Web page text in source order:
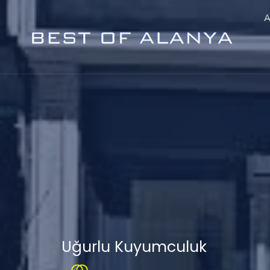
Uğurlu Kuyumculuk